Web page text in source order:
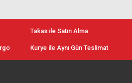
Takas ile Satın Alma
Kurye ile Aynı Gün Teslimat